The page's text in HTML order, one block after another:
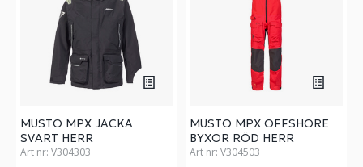
MUSTO MPX JACKA
SVART HERR
Art nr: V304303
MUSTO MPX OFFSHORE
BYXOR RÖD HERR
Art nr: V304503